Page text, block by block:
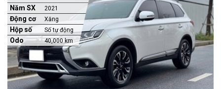
Năm SX 2021
Động cơ Xăng
Hộp số Số tự động
Odo 40,000 km